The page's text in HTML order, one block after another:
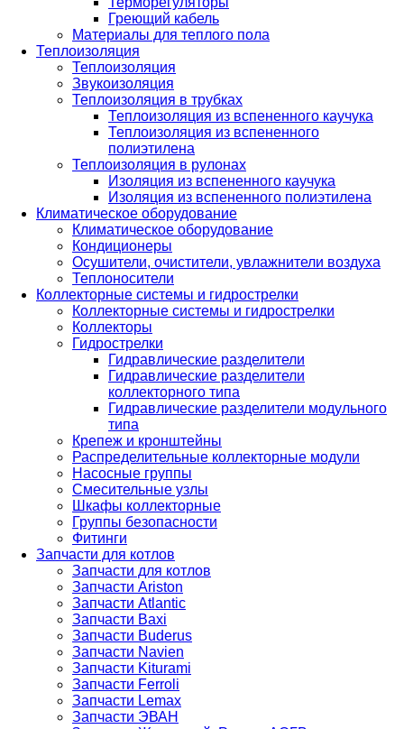
Греющий кабель
Материалы для теплого пола
Теплоизоляция
Теплоизоляция
Звукоизоляция
Теплоизоляция в трубках
Теплоизоляция из вспененного каучука
Теплоизоляция из вспененного
полиэтилена
Теплоизоляция в рулонах
Изоляция из вспененного каучука
Изоляция из вспененного полиэтилена
Климатическое оборудование
Климатическое оборудование
Кондиционеры
Осушители, очистители, увлажнители воздуха
Теплоносители
Коллекторные системы и гидрострелки
Коллекторные системы и гидрострелки
Коллекторы
Гидрострелки
Гидравлические разделители
Гидравлические разделители
коллекторного типа
Гидравлические разделители модульного
типа
Крепеж и кронштейны
Распределительные коллекторные модули
Насосные группы
Смесительные узлы
Шкафы коллекторные
Группы безопасности
Фитинги
Запчасти для котлов
Запчасти для котлов
Запчасти Ariston
Запчасти Atlantic
Запчасти Baxi
Запчасти Buderus
Запчасти Navien
Запчасти Kiturami
Запчасти Ferroli
Запчасти Lemax
Запчасти ЭВАН